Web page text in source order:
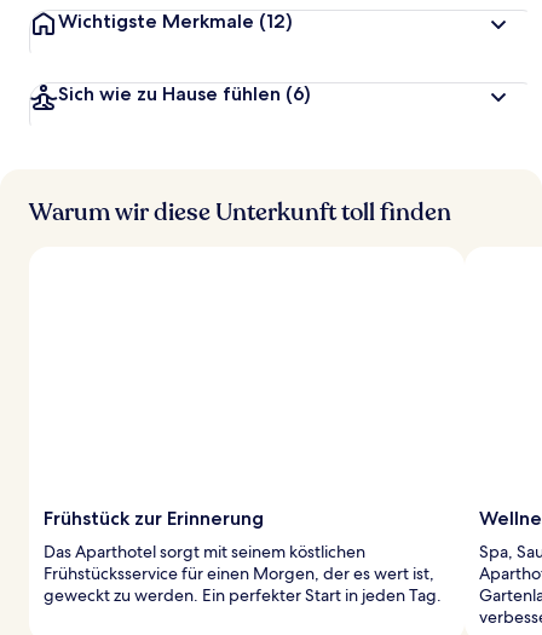
Wichtigste Merkmale (12)
Sich wie zu Hause fühlen (6)
Warum wir diese Unterkunft toll finden
Frühstück zur Erinnerung
Das Aparthotel sorgt mit seinem köstlichen
Frühstücksservice für einen Morgen, der es wert ist,
geweckt zu werden. Ein perfekter Start in jeden Tag.
Spa,